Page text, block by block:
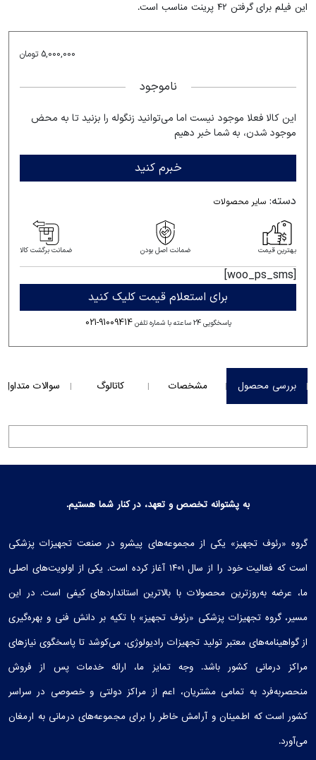
این فیلم برای گرفتن ۴۲ پرینت مناسب است.
5,000,000 تومان
ناموجود
این کالا فعلا موجود نیست اما می‌توانید زنگوله را بزنید تا به محض
موجود شدن، به شما خبر دهیم
خبرم کنید
دسته: سایر محصولات
بهترین قیمت ضمانت اصل بودن ضمانت برگشت کالا
[woo_ps_sms]
برای استعلام قیمت کلیک کنید
پاسخگویی 24 ساعته با شماره تلفن 021-91009414
بررسی محصول مشخصات کاتالوگ سوالات متداول
به پشتوانه تخصص و تعهد، در کنار شما هستیم.
گروه «رئوف تجهیز» یکی از مجموعه‌های پیشرو در صنعت تجهیزات پزشکی
است که فعالیت خود را از سال ۱۴۰۱ آغاز کرده است. یکی از اولویت‌های اصلی
ما، عرضه به‌روزترین محصولات با بالاترین استانداردهای کیفی است. در این
مسیر، گروه تجهیزات پزشکی «رئوف تجهیز» با تکیه بر دانش فنی و بهره‌گیری
از گواهینامه‌های معتبر تولید تجهیزات رادیولوژی، می‌کوشد تا پاسخگوی نیازهای
مراکز درمانی کشور باشد. وجه تمایز ما، ارائه خدمات پس از فروش
منحصربه‌فرد به تمامی مشتریان، اعم از مراکز دولتی و خصوصی در سراسر
کشور است که اطمینان و آرامش خاطر را برای مجموعه‌های درمانی به ارمغان
می‌آورد.